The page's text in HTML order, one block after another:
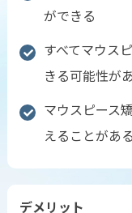
ができる
すべてマウス
きる可能性が
マウスピース
えることがある
デメリット